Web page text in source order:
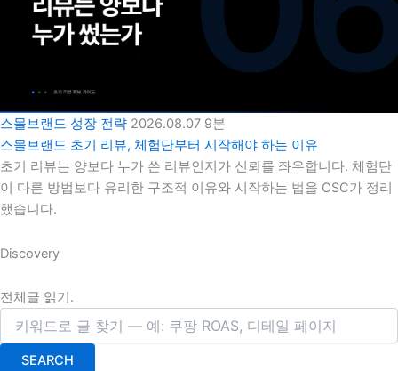
스몰브랜드 성장 전략 2026.08.07 9분
스몰브랜드 초기 리뷰, 체험단부터 시작해야 하는 이유
초기 리뷰는 양보다 누가 쓴 리뷰인지가 신뢰를 좌우합니다. 체험단
이 다른 방법보다 유리한 구조적 이유와 시작하는 법을 OSC가 정리
했습니다.
Discovery
전체글 읽기.
SEARCH